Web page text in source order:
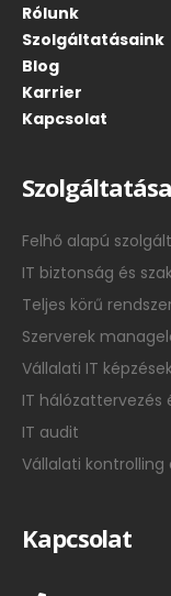
Rólunk
Szolgáltatásaink
Blog
Karrier
Kapcsolat
Felhő alapú
IT biztonság és
Teljes körű
Szerverek
Vállalati IT
IT hálózattervezés
IT audit
Vállalati kontrolling
Kapcsolat